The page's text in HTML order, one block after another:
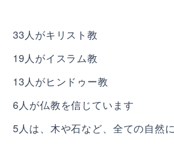
33人がキリスト教
19人がイスラム教
13人がヒンドゥー教
6人が仏教を信じています
5人は、木や石など、全ての自然